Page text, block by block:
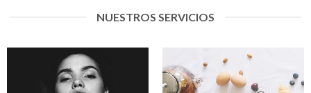
NUESTROS SERVICIOS